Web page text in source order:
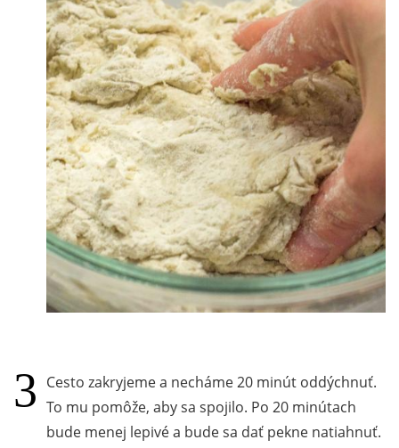
Cesto zakryjeme a necháme 20 minút oddýchnuť.
To mu pomôže, aby sa spojilo. Po 20 minútach
bude menej lepivé a bude sa dať pekne natiahnuť.